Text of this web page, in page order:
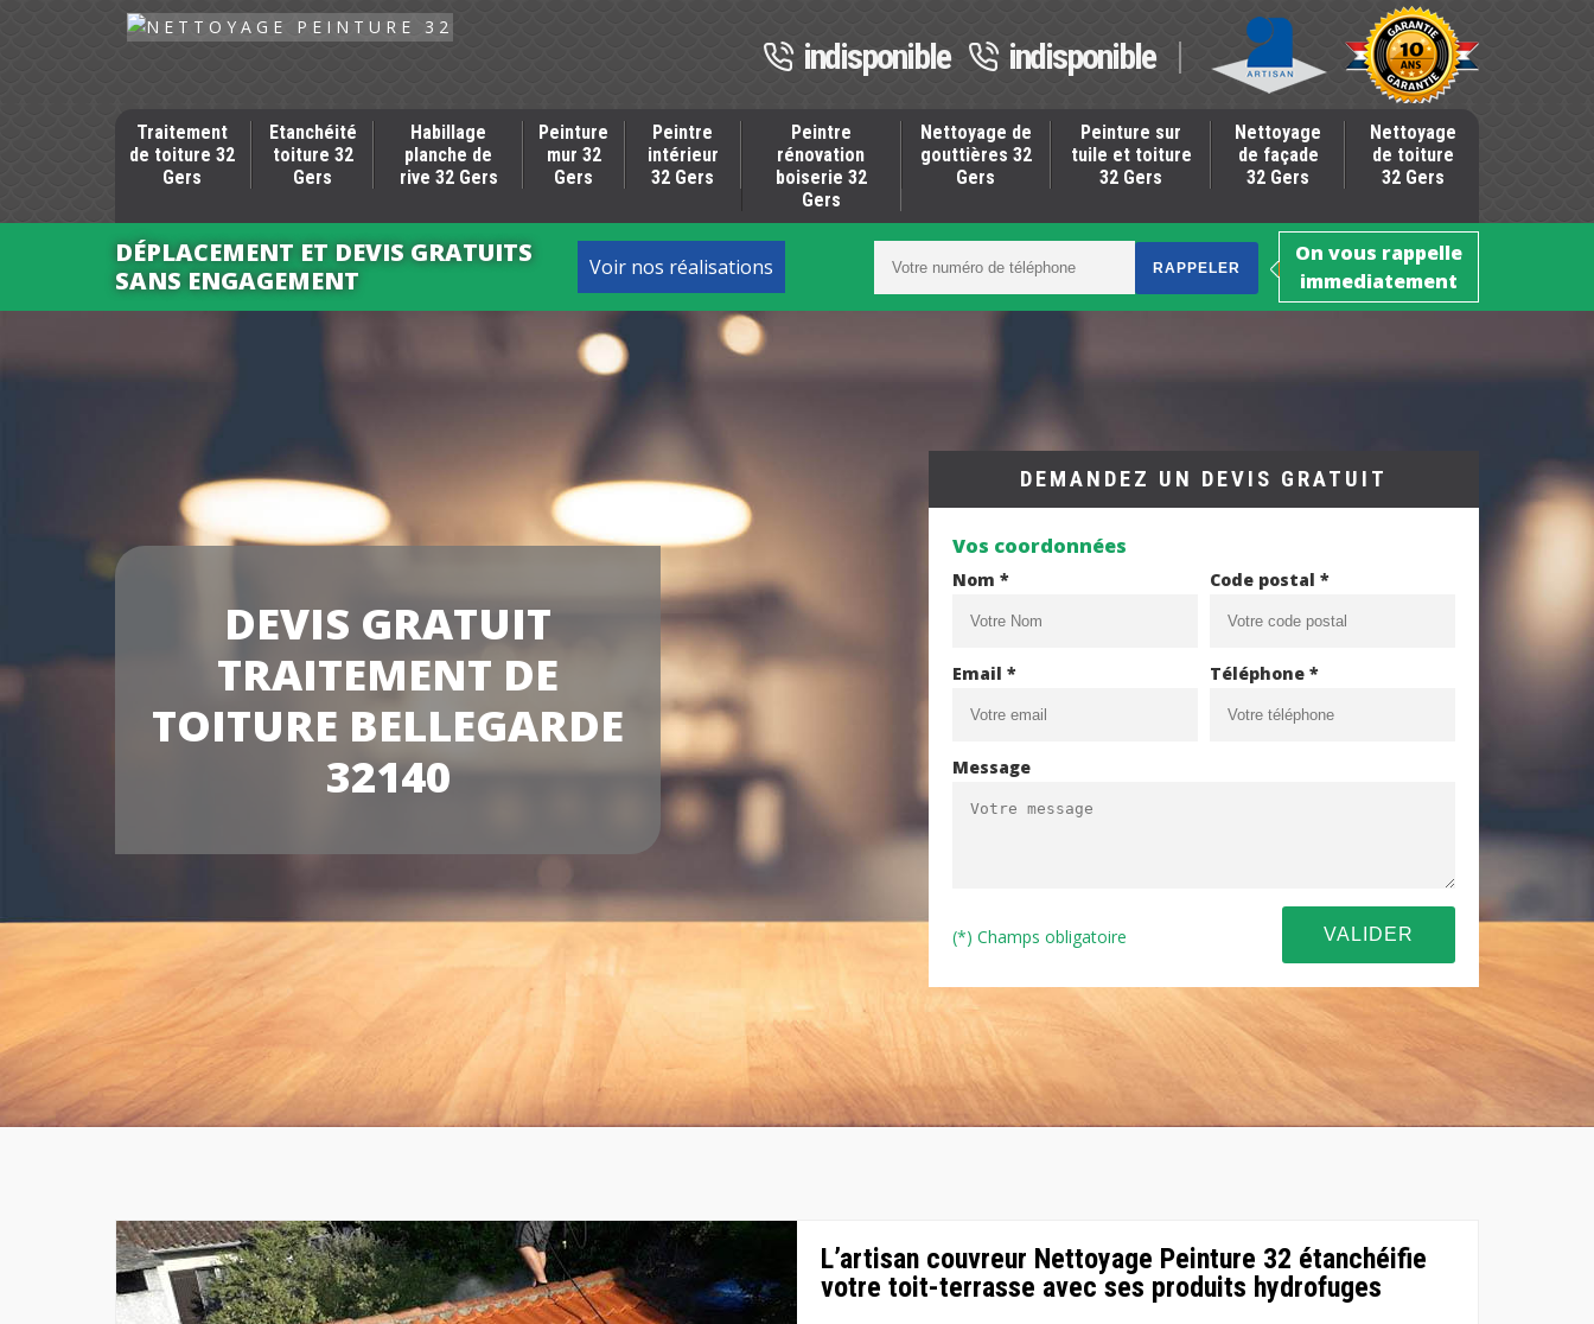
indisponible indisponible
Traitement
de toiture 32
Gers
Etanchéité
toiture 32
Gers
Habillage
planche de
rive 32 Gers
Peinture
mur 32
Gers
Peintre
intérieur
32 Gers
Peintre
rénovation
boiserie 32
Gers
Nettoyage de
gouttières 32
Gers
Peinture sur
tuile et toiture
32 Gers
Nettoyage
de façade
32 Gers
Nettoyage
de toiture
32 Gers
DÉPLACEMENT ET DEVIS GRATUITS
SANS ENGAGEMENT
Voir nos réalisations
On vous rappelle
immediatement
DEVIS GRATUIT
TRAITEMENT DE
TOITURE BELLEGARDE
32140
DEMANDEZ UN DEVIS GRATUIT
Vos coordonnées
Nom * Code postal *
Email * Téléphone *
Message
(*) Champs obligatoire
L’artisan couvreur Nettoyage Peinture 32 étanchéifie
votre toit-terrasse avec ses produits hydrofuges